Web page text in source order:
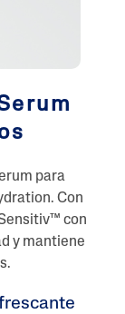
para
Con
con
y mantiene